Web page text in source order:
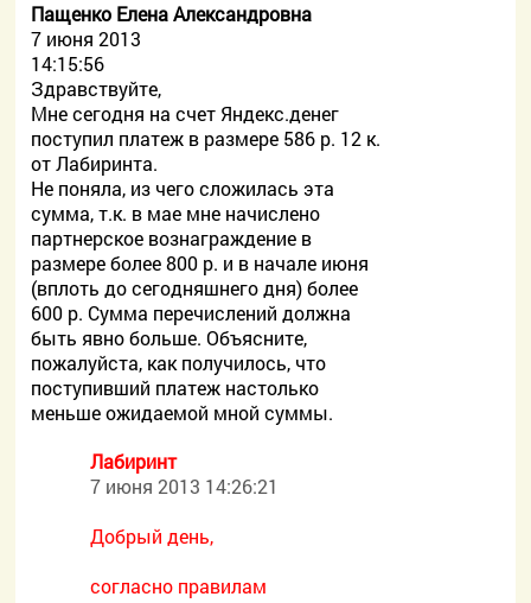
Пащенко Елена Александровна
7 июня 2013
14:15:56
Здравствуйте,
Мне сегодня на счет Яндекс.денег
поступил платеж в размере 586 р. 12 к.
от Лабиринта.
Не поняла, из чего сложилась эта
сумма, т.к. в мае мне начислено
партнерское вознаграждение в
размере более 800 р. и в начале июня
(вплоть до сегодняшнего дня) более
600 р. Сумма перечислений должна
быть явно больше. Объясните,
пожалуйста, как получилось, что
поступивший платеж настолько
меньше ожидаемой мной суммы.
Лабиринт
7 июня 2013 14:26:21
Добрый день,
согласно правилам